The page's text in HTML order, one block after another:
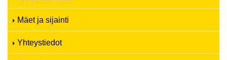
Mäet ja sijainti
Yhteystiedot